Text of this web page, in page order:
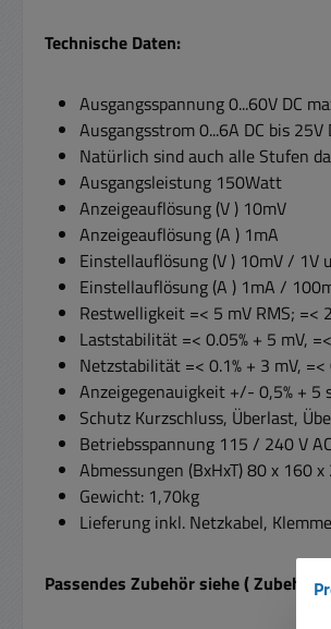
Technische Daten:
Ausgangsspannung 0...60V DC
Ausgangsstrom 0...6A DC bis 25V
Natürlich sind auch alle Stufen
Ausgangsleistung 150Watt
Anzeigeauflösung (V ) 10mV
Anzeigeauflösung (A ) 1mA
Einstellauflösung (V ) 10mV / 1V
Einstellauflösung (A ) 1mA /
Restwelligkeit =< 5 mV RMS; =<
Laststabilität =< 0.05% + 5 mV,
Netzstabilität =< 0.1% + 3 mV, =<
Anzeigegenauigkeit +/- 0,5% + 5
Schutz Kurzschluss, Überlast,
Betriebsspannung 115 / 240 V
Abmessungen (BxHxT) 80 x 160
Gewicht: 1,70kg
Lieferung inkl. Netzkabel,
Passendes Zubehör siehe (